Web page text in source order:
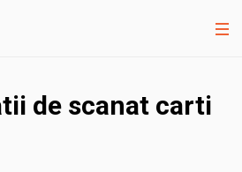
de scanat carti